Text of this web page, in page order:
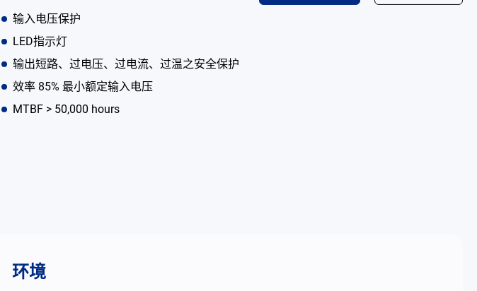
输入电压保护
LED指示灯
输出短路、过电压、过电流、过温之安全保护
效率 85% 最小额定输入电压
MTBF > 50,000 hours
环境